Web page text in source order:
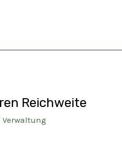
Reichweite
Verwaltung